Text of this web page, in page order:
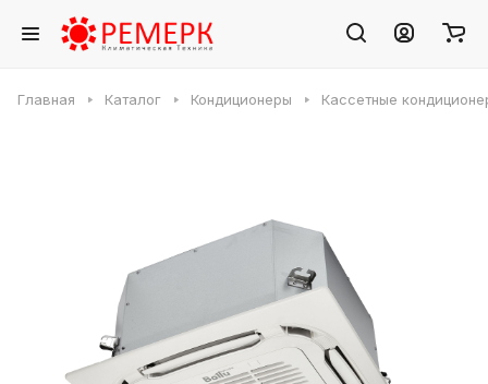
Главная Каталог Кондиционеры Кассетные